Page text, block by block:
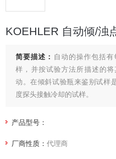
KOEHLER 自动倾/浊
简要描述： 自动的操作包括
样，并按试验方法所描述的
动。在倾斜试验瓶来鉴别试样
度探头接触冷却的试样。
产品型号：
厂商性质：代理商